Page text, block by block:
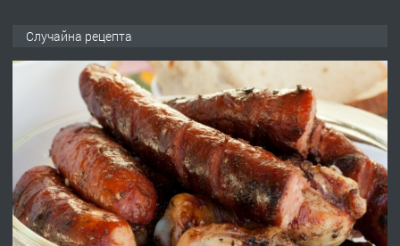
АПАРТАМЕНТ В ЦЕНТЪРА НА ГР.
ХАСКОВО
преди 4 дни
ПРЕДЛАГА Давам гараж под наем
преди 4 дни
Случайна рецепта